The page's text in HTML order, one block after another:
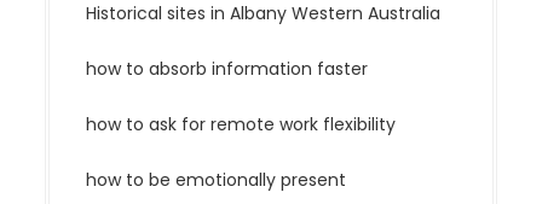
Historical sites in Albany Western Australia
how to absorb information faster
how to ask for remote work flexibility
how to be emotionally present